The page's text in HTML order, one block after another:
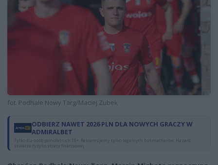
fot. Podhale Nowy Targ/Maciej Zubek
ODBIERZ NAWET 2026 PLN DLA NOWYCH GRACZY W
ADMIRALBET
Tylko dla osób pełnoletnich 18+. Reklamujemy tylko legalnych bukmacherów. Hazard
stwarza ryzyko straty finansowej.